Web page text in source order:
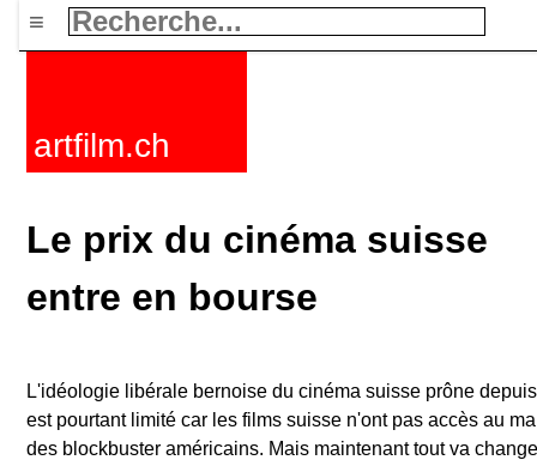
≡
artfilm.ch
Le prix du cinéma suisse
entre en bourse
L'idéologie libérale bernoise du cinéma suisse prône
est pourtant limité car les films suisse n'ont pas accès au
des blockbuster américains. Mais maintenant tout va